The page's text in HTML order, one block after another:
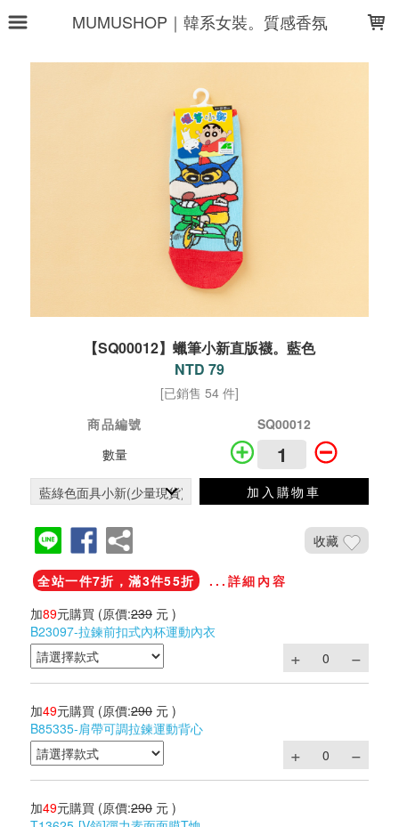
MUMUSHOP｜韓系女裝。質感香氛
【SQ00012】蠟筆小新直版襪。藍色
NTD 79
[已銷售 54 件]
商品編號
SQ00012
數量
加入購物車
收藏
全站一件7折，滿3件55折
...詳細內容
加89元購買 (原價:239 元 )
B23097-拉鍊前扣式內杯運動內衣
加49元購買 (原價:290 元 )
B85335-肩帶可調拉鍊運動背心
加49元購買 (原價:290 元 )